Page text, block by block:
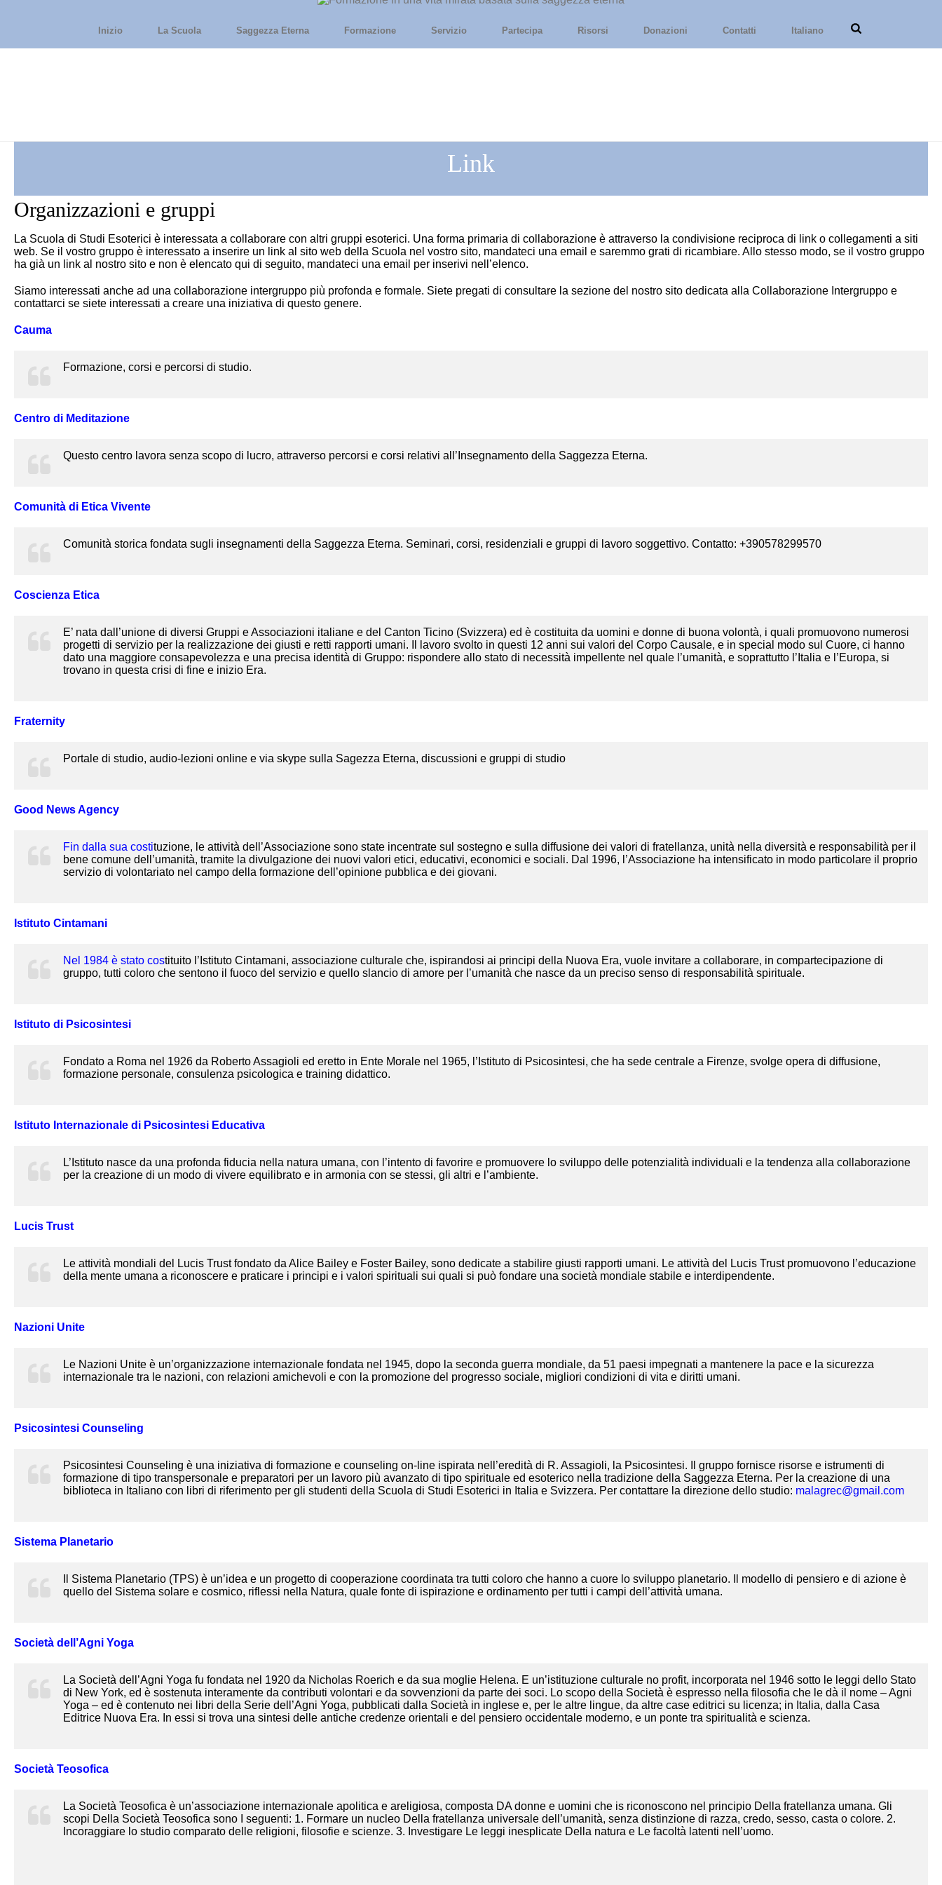
Inizio La Scuola Saggezza Eterna Formazione Servizio Partecipa Risorsi Donazioni Contatti Italiano
Link
Organizzazioni e gruppi
La Scuola di Studi Esoterici è interessata a collaborare con altri gruppi esoterici. Una forma primaria di collaborazione è attraverso la condivisione reciproca di link o collegamenti a siti
web. Se il vostro gruppo è interessato a inserire un link al sito web della Scuola nel vostro sito, mandateci una email e saremmo grati di ricambiare. Allo stesso modo, se il vostro gruppo
ha già un link al nostro sito e non è elencato qui di seguito, mandateci una email per inserivi nell’elenco.
Siamo interessati anche ad una collaborazione intergruppo più profonda e formale. Siete pregati di consultare la sezione del nostro sito dedicata alla Collaborazione Intergruppo e
contattarci se siete interessati a creare una iniziativa di questo genere.
Cauma
Formazione, corsi e percorsi di studio.
Centro di Meditazione
Questo centro lavora senza scopo di lucro, attraverso percorsi e corsi relativi all’Insegnamento della Saggezza Eterna.
Comunità di Etica Vivente
Comunità storica fondata sugli insegnamenti della Saggezza Eterna. Seminari, corsi, residenziali e gruppi di lavoro soggettivo. Contatto: +390578299570
Coscienza Etica
E’ nata dall’unione di diversi Gruppi e Associazioni italiane e del Canton Ticino (Svizzera) ed è costituita da uomini e donne di buona volontà, i quali promuovono numerosi
progetti di servizio per la realizzazione dei giusti e retti rapporti umani. Il lavoro svolto in questi 12 anni sui valori del Corpo Causale, e in special modo sul Cuore, ci hanno
dato una maggiore consapevolezza e una precisa identità di Gruppo: rispondere allo stato di necessità impellente nel quale l’umanità, e soprattutto l’Italia e l’Europa, si
trovano in questa crisi di fine e inizio Era.
Fraternity
Portale di studio, audio-lezioni online e via skype sulla Sagezza Eterna, discussioni e gruppi di studio
Good News Agency
Fin dalla sua costituzione, le attività dell’Associazione sono state incentrate sul sostegno e sulla diffusione dei valori di fratellanza, unità nella diversità e responsabilità per il
bene comune dell’umanità, tramite la divulgazione dei nuovi valori etici, educativi, economici e sociali. Dal 1996, l’Associazione ha intensificato in modo particolare il proprio
servizio di volontariato nel campo della formazione dell’opinione pubblica e dei giovani.
Istituto Cintamani
Nel 1984 è stato costituito l’Istituto Cintamani, associazione culturale che, ispirandosi ai principi della Nuova Era, vuole invitare a collaborare, in compartecipazione di
gruppo, tutti coloro che sentono il fuoco del servizio e quello slancio di amore per l’umanità che nasce da un preciso senso di responsabilità spirituale.
Istituto di Psicosintesi
Fondato a Roma nel 1926 da Roberto Assagioli ed eretto in Ente Morale nel 1965, l’Istituto di Psicosintesi, che ha sede centrale a Firenze, svolge opera di diffusione,
formazione personale, consulenza psicologica e training didattico.
Istituto Internazionale di Psicosintesi Educativa
L’Istituto nasce da una profonda fiducia nella natura umana, con l’intento di favorire e promuovere lo sviluppo delle potenzialità individuali e la tendenza alla collaborazione
per la creazione di un modo di vivere equilibrato e in armonia con se stessi, gli altri e l’ambiente.
Lucis Trust
Le attività mondiali del Lucis Trust fondato da Alice Bailey e Foster Bailey, sono dedicate a stabilire giusti rapporti umani. Le attività del Lucis Trust promuovono l’educazione
della mente umana a riconoscere e praticare i principi e i valori spirituali sui quali si può fondare una società mondiale stabile e interdipendente.
Nazioni Unite
Le Nazioni Unite è un’organizzazione internazionale fondata nel 1945, dopo la seconda guerra mondiale, da 51 paesi impegnati a mantenere la pace e la sicurezza
internazionale tra le nazioni, con relazioni amichevoli e con la promozione del progresso sociale, migliori condizioni di vita e diritti umani.
Psicosintesi Counseling
Psicosintesi Counseling è una iniziativa di formazione e counseling on-line ispirata nell’eredità di R. Assagioli, la Psicosintesi. Il gruppo fornisce risorse e istrumenti di
formazione di tipo transpersonale e preparatori per un lavoro più avanzato di tipo spirituale ed esoterico nella tradizione della Saggezza Eterna. Per la creazione di una
biblioteca in Italiano con libri di riferimento per gli studenti della Scuola di Studi Esoterici in Italia e Svizzera. Per contattare la direzione dello studio: malagrec@gmail.com
Sistema Planetario
Il Sistema Planetario (TPS) è un’idea e un progetto di cooperazione coordinata tra tutti coloro che hanno a cuore lo sviluppo planetario. Il modello di pensiero e di azione è
quello del Sistema solare e cosmico, riflessi nella Natura, quale fonte di ispirazione e ordinamento per tutti i campi dell’attività umana.
Società dell’Agni Yoga
La Società dell’Agni Yoga fu fondata nel 1920 da Nicholas Roerich e da sua moglie Helena. E un’istituzione culturale no profit, incorporata nel 1946 sotto le leggi dello Stato
di New York, ed è sostenuta interamente da contributi volontari e da sovvenzioni da parte dei soci. Lo scopo della Società è espresso nella filosofia che le dà il nome – Agni
Yoga – ed è contenuto nei libri della Serie dell’Agni Yoga, pubblicati dalla Società in inglese e, per le altre lingue, da altre case editrici su licenza; in Italia, dalla Casa
Editrice Nuova Era. In essi si trova una sintesi delle antiche credenze orientali e del pensiero occidentale moderno, e un ponte tra spiritualità e scienza.
Società Teosofica
La Società Teosofica è un’associazione internazionale apolitica e areligiosa, composta DA donne e uomini che is riconoscono nel principio Della fratellanza umana. Gli
scopi Della Società Teosofica sono I seguenti: 1. Formare un nucleo Della fratellanza universale dell’umanità, senza distinzione di razza, credo, sesso, casta o colore. 2.
Incoraggiare lo studio comparato delle religioni, filosofie e scienze. 3. Investigare Le leggi inesplicate Della natura e Le facoltà latenti nell’uomo.